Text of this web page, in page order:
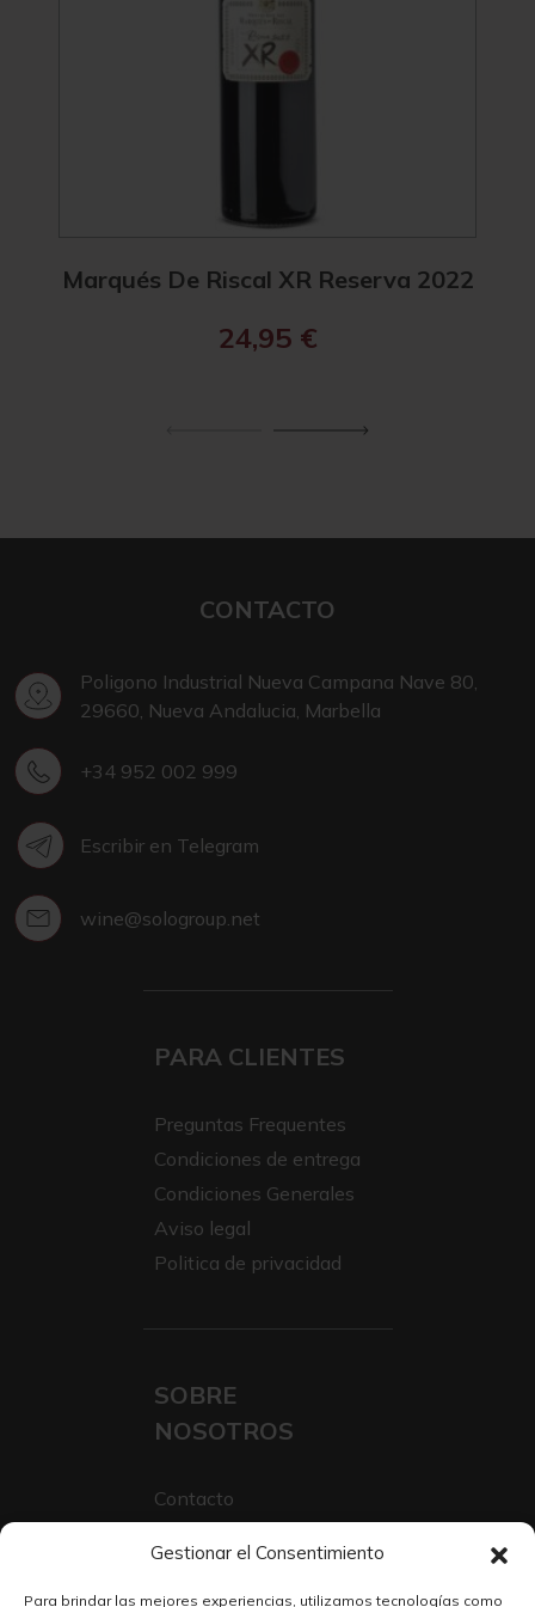
Gestionar el Consentimiento
Para brindar las mejores experiencias, utilizamos tecnologías como
Marqués De Riscal XR Reserva 2022
24,95 €
CONTACTO
Poligono Industrial Nueva Campana Nave 80,
29660, Nueva Andalucia, Marbella
+34 952 002 999
Escribir en Telegram
wine@sologroup.net
PARA CLIENTES
Preguntas Frequentes
Condiciones de entrega
Condiciones Generales
Aviso legal
Politica de privacidad
SOBRE
NOSOTROS
Contacto